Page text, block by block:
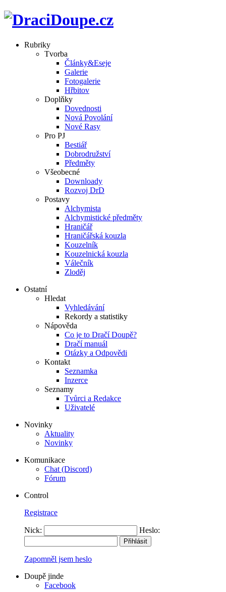
Rubriky
Tvorba
Články&Eseje
Galerie
Fotogalerie
Hřbitov
Doplňky
Dovednosti
Nová Povolání
Nové Rasy
Pro PJ
Bestiář
Dobrodružství
Předměty
Všeobecné
Downloady
Rozvoj DrD
Postavy
Alchymista
Alchymistické předměty
Hraničář
Hraničářská kouzla
Kouzelník
Kouzelnická kouzla
Válečník
Zloděj
Ostatní
Hledat
Vyhledávání
Rekordy a statistiky
Nápověda
Co je to Dračí Doupě?
Dračí manuál
Otázky a Odpovědi
Kontakt
Seznamka
Inzerce
Seznamy
Tvůrci a Redakce
Uživatelé
Novinky
Aktuality
Novinky
Komunikace
Chat (Discord)
Fórum
Control
Registrace
Nick: Heslo:
Zapomněl jsem heslo
Doupě jinde
Facebook